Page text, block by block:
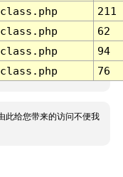
211
62
94
76
此给您带来的访问不便我